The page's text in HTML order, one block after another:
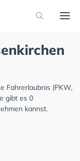
Fahrerlaubnis (PKW,
gibt es 0
kannst.